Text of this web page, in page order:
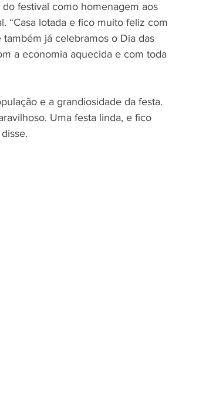
festival como homenagem aos
“Casa lotada e fico muito feliz com
já celebramos o Dia das
a economia aquecida e com toda
e a grandiosidade da festa.
Uma festa linda, e fico